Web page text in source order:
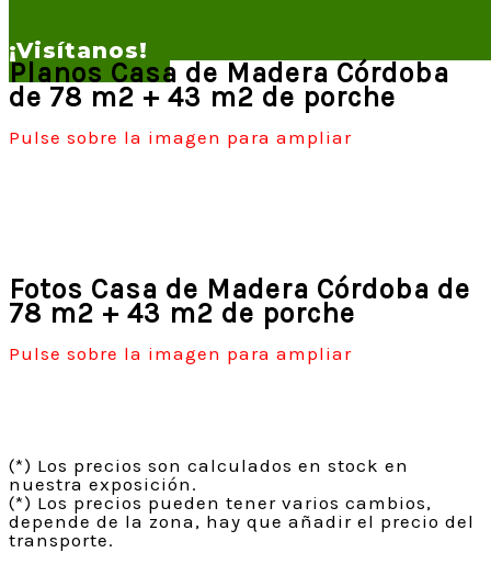
¡Visítanos!
Planos Casa de Madera Córdoba
de 78 m2 + 43 m2 de porche
Pulse sobre la imagen para ampliar
Fotos Casa de Madera Córdoba de
78 m2 + 43 m2 de porche
Pulse sobre la imagen para ampliar
(*) Los precios son calculados en stock en
nuestra exposición.
(*) Los precios pueden tener varios cambios,
depende de la zona, hay que añadir el precio del
transporte.